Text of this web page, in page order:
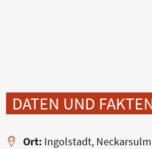
DATEN UND
Ort: Ingolstadt, Neckarsulm